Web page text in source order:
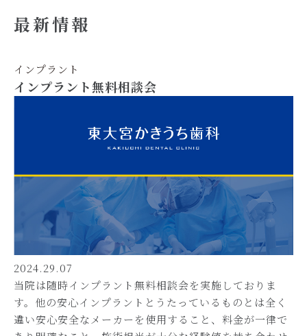
最新情報
インプラント
インプラント無料相談会
2024.29.07
当院は随時インプラント無料相談会を実施しておりま
す。他の安心インプラントとうたっているものとは全く
違い安心安全なメーカーを使用すること、料金が一律で